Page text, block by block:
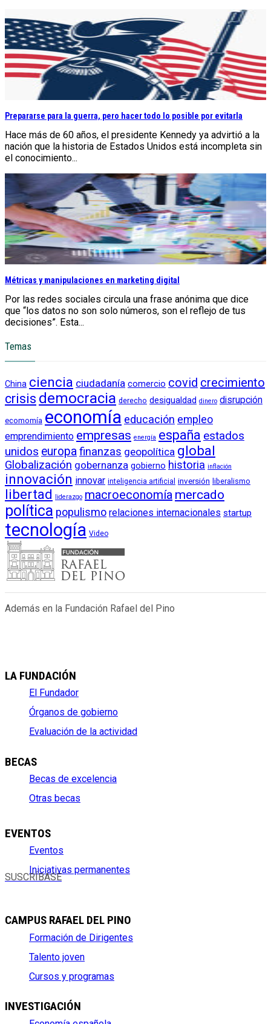
Prepararse para la guerra, pero hacer todo lo posible por evitarla
Hace más de 60 años, el presidente Kennedy ya advirtió a la
nación que la historia de Estados Unidos está incompleta sin
el conocimiento...
Métricas y manipulaciones en marketing digital
Por las redes sociales circula una frase anónima que dice
que “los datos no son solo números, son el reflejo de tus
decisiones”. Esta...
Temas
China ciencia ciudadanía comercio covid crecimiento
crisis democracia derecho desigualdad dinero disrupción
ecomomía economía educación empleo
emprendimiento empresas energía españa estados
unidos europafinanzas geopolítica global
Globalización gobernanza gobierno historia inflación
innovación innovar inteligencia artificial inversión liberalismo
libertad liderazgo macroeconomía mercado
política populismo relaciones internacionales startup
tecnología Video
Además en la Fundación Rafael del Pino
LA FUNDACIÓN
El Fundador
Órganos de gobierno
Evaluación de la actividad
BECAS
Becas de excelencia
Otras becas
EVENTOS
Eventos
Iniciativas permanentes
SUSCRÍBASE
CAMPUS RAFAEL DEL PINO
Formación de Dirigentes
Talento joven
Cursos y programas
INVESTIGACIÓN